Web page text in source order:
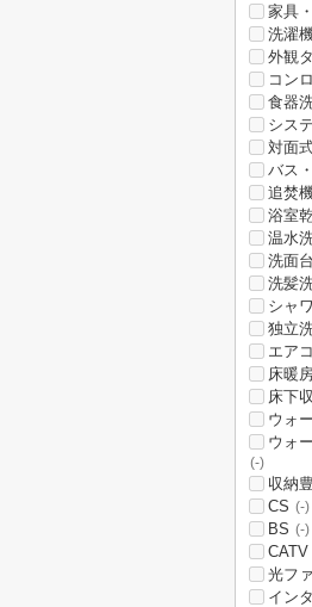
家具
洗濯
外観
コン
食器
シス
対面
バス
追焚
浴室
温水
洗面台
洗髪
シャ
独立
エア
床暖
床下
ウォ
ウォ
(-)
収納
CS (-)
BS (-)
CATV
光フ
イン